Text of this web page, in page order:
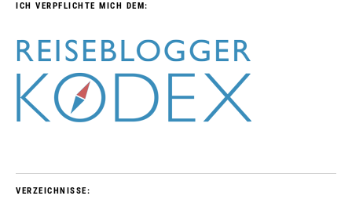
ICH VERPFLICHTE MICH DEM:
VERZEICHNISSE: